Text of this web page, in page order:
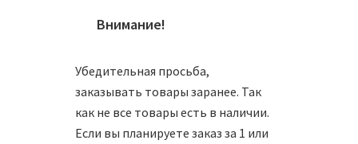
Внимание!
Убедительная просьба,
заказывать товары заранее. Так
как не все товары есть в наличии.
Если вы планируете заказ за 1 или